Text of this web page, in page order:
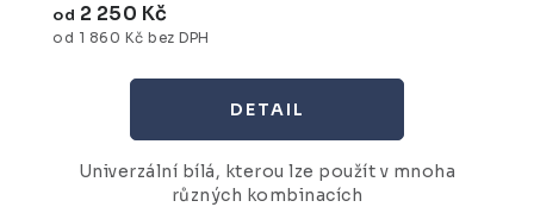
od 1 860 Kč bez DPH
od 2 250 Kč
Univerzální bílá, kterou lze použít v mnoha
různých kombinacích